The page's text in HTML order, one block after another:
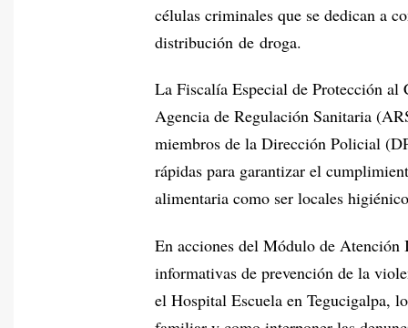
células criminales que se dedican a
distribución de droga.
La Fiscalía Especial de Protección
Agencia de Regulación Sanitaria
miembros de la Dirección Policial
rápidas para garantizar el
alimentaria como ser locales
En acciones del Módulo de
informativas de prevención de la
el Hospital Escuela en Tegucigalpa,